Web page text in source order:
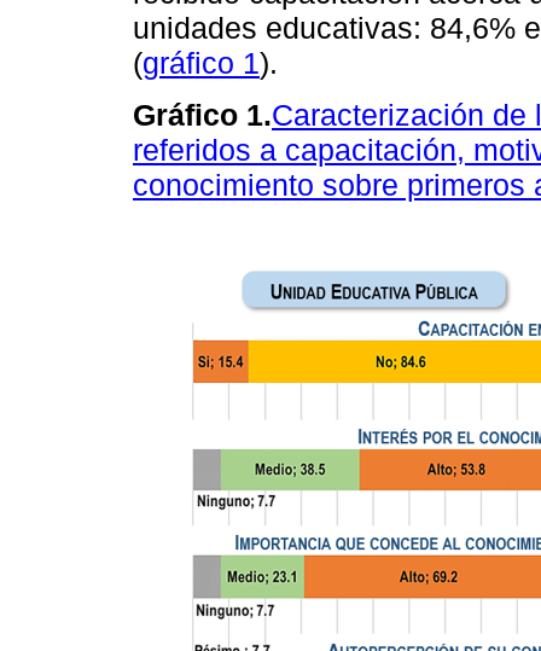
unidades educativas: 84,6%
(gráfico 1).
Gráfico 1.Caracterización de
referidos a capacitación,
conocimiento sobre primeros